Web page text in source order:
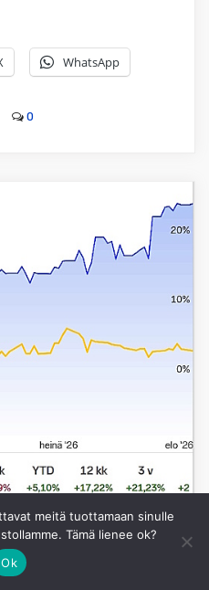
WhatsApp
0
meitä tuottamaan sinulle
Tämä lienee ok?
Ok